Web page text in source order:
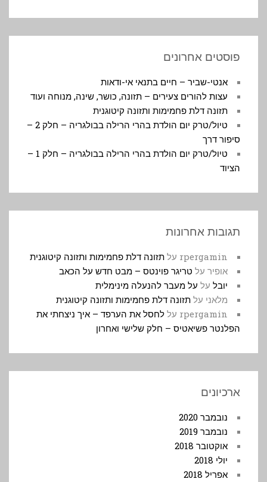
פוסטים אחרונים
אנטי-שביר – חיים בתנאי אי-ודאות
עצות להורים צעירים – תזונה, כושר, שינה, מנוחה ועוד
תזונה דלת פחמימות ותזונה קיטוגנית
טיול/טרק יום הולדת בהרי הרילה בבולגריה – חלק 2 –
סיפור דרך
טיול/טרק יום הולדת בהרי הרילה בבולגריה – חלק 1 –
הציוד
תגובות אחרונות
rpergamin על תזונה דלת פחמימות ותזונה קיטוגנית
אופיר על טריגר פוינטס – מבט חדש על הכאב
יובל על על מעבר להנעלה מינימלית
מלאני על תזונה דלת פחמימות ותזונה קיטוגנית
rpergamin על לחסל את הערפד – איך ניצחתי את
הפלנטר פשיאטיס – חלק שלישי ואחרון
ארכיונים
נובמבר 2020
נובמבר 2019
אוקטובר 2018
יולי 2018
אפריל 2018